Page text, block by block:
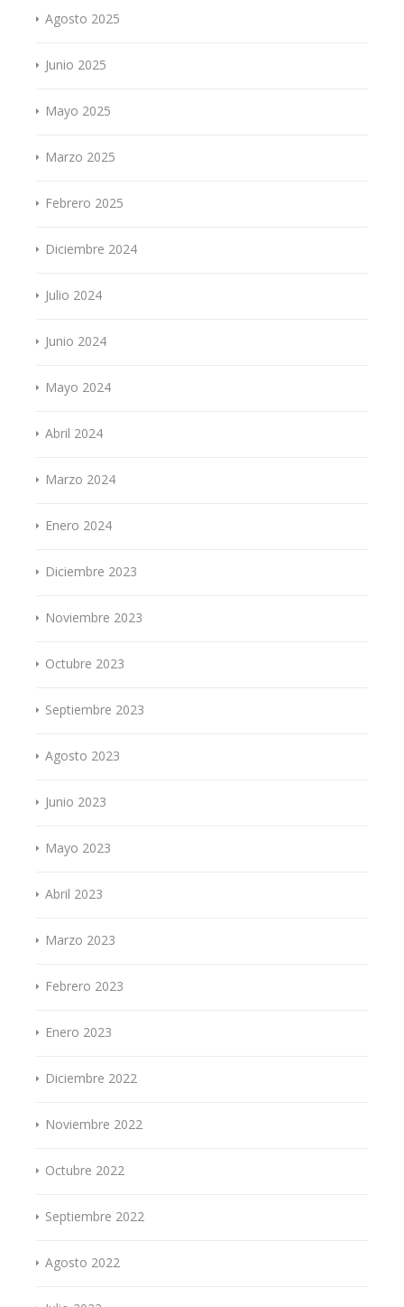
Agosto 2025
Junio 2025
Mayo 2025
Marzo 2025
Febrero 2025
Diciembre 2024
Julio 2024
Junio 2024
Mayo 2024
Abril 2024
Marzo 2024
Enero 2024
Diciembre 2023
Noviembre 2023
Octubre 2023
Septiembre 2023
Agosto 2023
Junio 2023
Mayo 2023
Abril 2023
Marzo 2023
Febrero 2023
Enero 2023
Diciembre 2022
Noviembre 2022
Octubre 2022
Septiembre 2022
Agosto 2022